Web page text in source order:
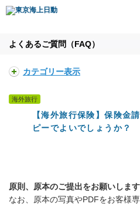
よくあるご質問（FAQ）
カテゴリー表示
海外旅行
【海外旅行保険】保険金
ピーでよいでしょうか？
原則、原本のご提出をお願いします
なお、原本の写真やPDFをお客様